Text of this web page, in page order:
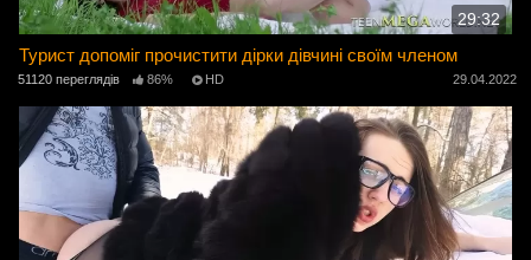
29:32
Турист допоміг прочистити дірки дівчині своїм членом
51120 переглядів 86% HD 29.04.2022